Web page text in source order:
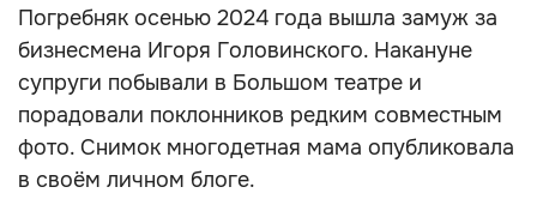
Погребняк осенью 2024 года вышла замуж за
бизнесмена Игоря Головинского. Накануне
супруги побывали в Большом театре и
порадовали поклонников редким совместным
фото. Снимок многодетная мама опубликовала
в своём личном блоге.